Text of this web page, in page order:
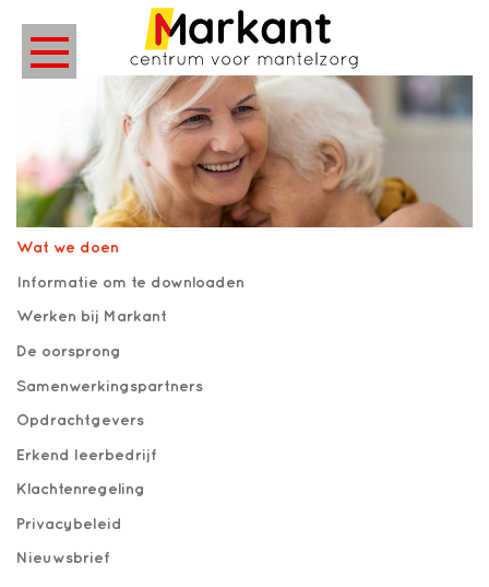
Wat we doen
Informatie om te downloaden
Werken bij Markant
De oorsprong
Samenwerkingspartners
Opdrachtgevers
Erkend leerbedrijf
Klachtenregeling
Privacybeleid
Nieuwsbrief